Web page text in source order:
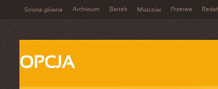
Strona główna Archiwum Bartek Mistrzów Przerwa
OPCJA